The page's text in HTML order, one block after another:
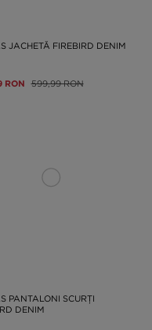
JACHETĂ FIREBIRD DENIM
RON 599,99 RON
PANTALONI SCURȚI
DENIM